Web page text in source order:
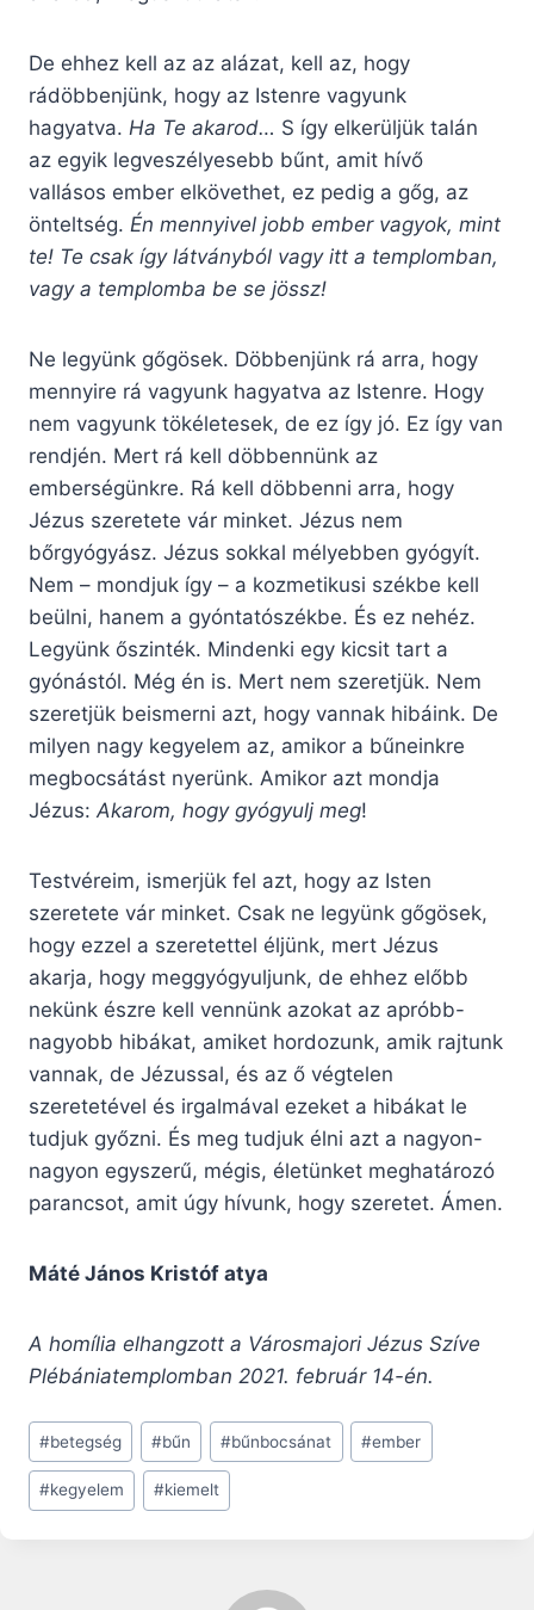
De ehhez kell az az alázat, kell az, hogy
rádöbbenjünk, hogy az Istenre vagyunk
hagyatva. Ha Te akarod… S így elkerüljük talán
az egyik legveszélyesebb bűnt, amit hívő
vallásos ember elkövethet, ez pedig a gőg, az
önteltség. Én mennyivel jobb ember vagyok, mint
te! Te csak így látványból vagy itt a templomban,
vagy a templomba be se jössz!
Ne legyünk gőgösek. Döbbenjünk rá arra, hogy
mennyire rá vagyunk hagyatva az Istenre. Hogy
nem vagyunk tökéletesek, de ez így jó. Ez így van
rendjén. Mert rá kell döbbennünk az
emberségünkre. Rá kell döbbenni arra, hogy
Jézus szeretete vár minket. Jézus nem
bőrgyógyász. Jézus sokkal mélyebben gyógyít.
Nem – mondjuk így – a kozmetikusi székbe kell
beülni, hanem a gyóntatószékbe. És ez nehéz.
Legyünk őszinték. Mindenki egy kicsit tart a
gyónástól. Még én is. Mert nem szeretjük. Nem
szeretjük beismerni azt, hogy vannak hibáink. De
milyen nagy kegyelem az, amikor a bűneinkre
megbocsátást nyerünk. Amikor azt mondja
Jézus: Akarom, hogy gyógyulj meg!
Testvéreim, ismerjük fel azt, hogy az Isten
szeretete vár minket. Csak ne legyünk gőgösek,
hogy ezzel a szeretettel éljünk, mert Jézus
akarja, hogy meggyógyuljunk, de ehhez előbb
nekünk észre kell vennünk azokat az apróbb-
nagyobb hibákat, amiket hordozunk, amik rajtunk
vannak, de Jézussal, és az ő végtelen
szeretetével és irgalmával ezeket a hibákat le
tudjuk győzni. És meg tudjuk élni azt a nagyon-
nagyon egyszerű, mégis, életünket meghatározó
parancsot, amit úgy hívunk, hogy szeretet. Ámen.
Máté János Kristóf atya
A homília elhangzott a Városmajori Jézus Szíve
Plébániatemplomban 2021. február 14-én.
Post
Tags:
#betegség #bűn #bűnbocsánat #ember
#kegyelem #kiemelt